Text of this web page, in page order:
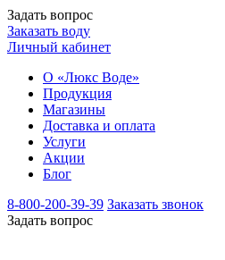
Задать вопрос
Заказать воду
Личный кабинет
О «Люкс Воде»
Продукция
Магазины
Доставка и оплата
Услуги
Акции
Блог
8-800-200-39-39 Заказать звонок
Задать вопрос